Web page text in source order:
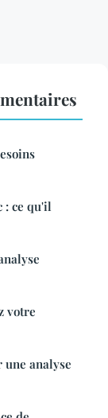
: ce qu'il
votre
analyse